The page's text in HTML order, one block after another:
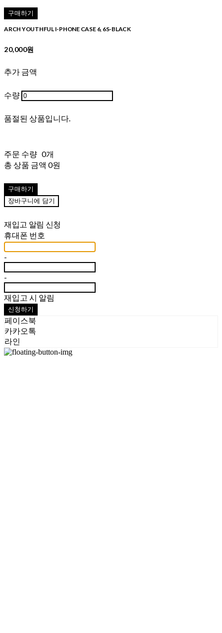
구매하기
ARCH YOUTHFUL I-PHONE CASE 6, 6S-BLACK
20,000원
추가 금액
수량
품절된 상품입니다.
주문 수량 0개
총 상품 금액 0원
구매하기
장바구니에 담기
재입고 알림 신청
휴대폰 번호
-
-
재입고 시 알림
신청하기
페이스북
카카오톡
라인